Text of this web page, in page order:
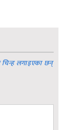
चिन्ह लगाइएका छन्